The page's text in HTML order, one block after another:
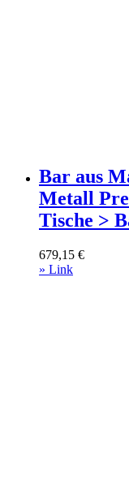
Bar aus
Metall
Tische >
679,15 €
» Link